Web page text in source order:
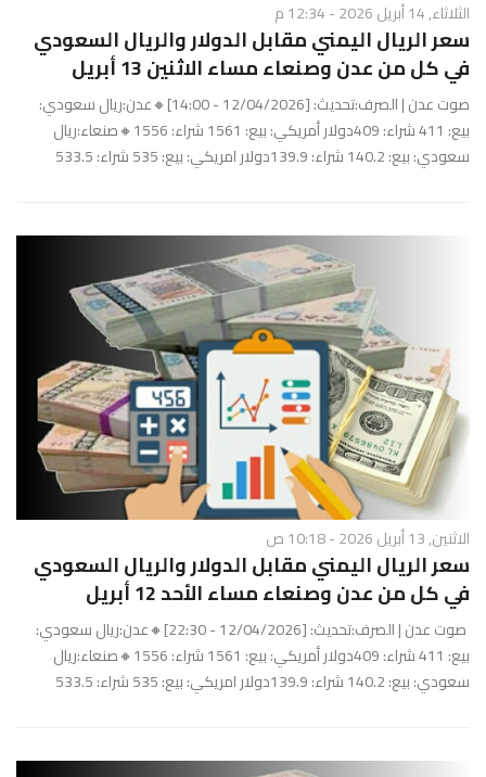
الثلاثاء, 14 أبريل 2026 - 12:34 م
سعر الريال اليمني مقابل الدولار والريال السعودي
في كل من عدن وصنعاء مساء الاثنين 13 أبريل
صوت عدن | الصرف:تحديث: [12/04/2026 - 14:00]🔸عدن:ريال سعودي:
بيع: 411 شراء: 409دولار أمريكي: بيع: 1561 شراء: 1556🔸صنعاء:ريال
سعودي: بيع: 140.2 شراء: 139.9دولار امريكي: بيع: 535 شراء: 533.5
الاثنين, 13 أبريل 2026 - 10:18 ص
سعر الريال اليمني مقابل الدولار والريال السعودي
في كل من عدن وصنعاء مساء الأحد 12 أبريل
صوت عدن | الصرف:تحديث: [12/04/2026 - 22:30]🔸عدن:ريال سعودي:
بيع: 411 شراء: 409دولار أمريكي: بيع: 1561 شراء: 1556🔸صنعاء:ريال
سعودي: بيع: 140.2 شراء: 139.9دولار امريكي: بيع: 535 شراء: 533.5